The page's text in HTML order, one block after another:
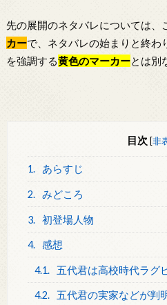
先の展開のネタバレについては、
カーで、ネタバレの始まりと終わ
を強調する黄色のマーカーとは別
目次 [非
1. あらすじ
2. みどころ
3. 初登場人物
4. 感想
4.1. 五代君は高校時代ラグ
4.2. 五代君の実家などが判